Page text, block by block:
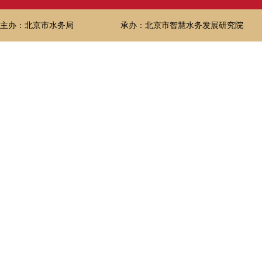
主办：北京市水务局 承办：北京市智慧水务发展研究院